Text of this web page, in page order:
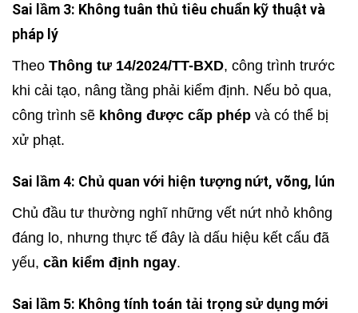
Sai lầm 3: Không tuân thủ tiêu chuẩn kỹ thuật và
pháp lý
Theo Thông tư 14/2024/TT-BXD, công trình trước
khi cải tạo, nâng tầng phải kiểm định. Nếu bỏ qua,
công trình sẽ không được cấp phép và có thể bị
xử phạt.
Sai lầm 4: Chủ quan với hiện tượng nứt, võng, lún
Chủ đầu tư thường nghĩ những vết nứt nhỏ không
đáng lo, nhưng thực tế đây là dấu hiệu kết cấu đã
yếu, cần kiểm định ngay.
Sai lầm 5: Không tính toán tải trọng sử dụng mới